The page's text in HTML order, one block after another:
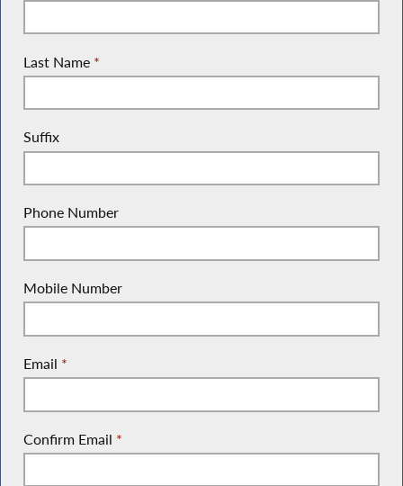
Last Name *
Suffix
Phone Number
Mobile Number
Email *
Confirm Email *